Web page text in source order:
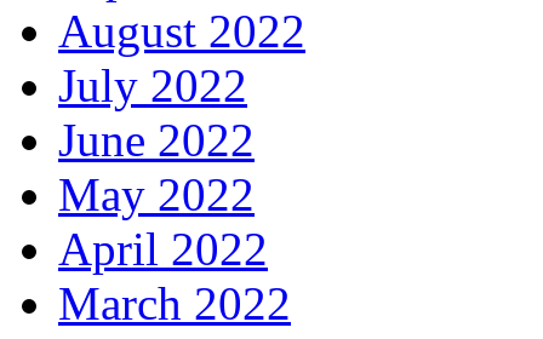
August 2022
July 2022
June 2022
May 2022
April 2022
March 2022